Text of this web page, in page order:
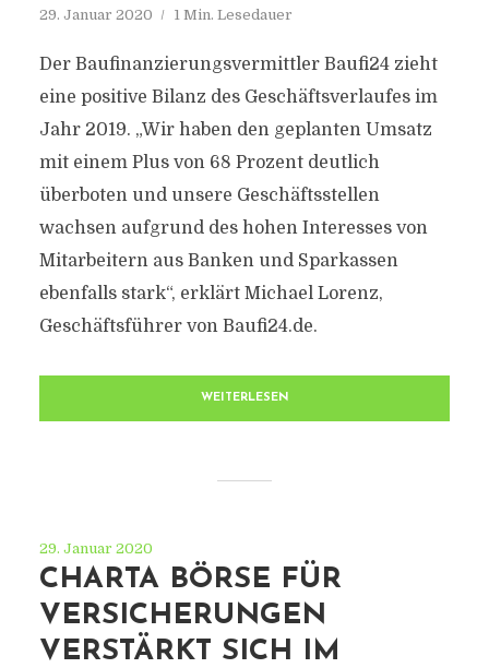
29. Januar 2020 1 Min. Lesedauer
Der Baufinanzierungsvermittler Baufi24 zieht
eine positive Bilanz des Geschäftsverlaufes im
Jahr 2019. „Wir haben den geplanten Umsatz
mit einem Plus von 68 Prozent deutlich
überboten und unsere Geschäftsstellen
wachsen aufgrund des hohen Interesses von
Mitarbeitern aus Banken und Sparkassen
ebenfalls stark“, erklärt Michael Lorenz,
Geschäftsführer von Baufi24.de.
WEITERLESEN
29. Januar 2020
CHARTA BÖRSE FÜR
VERSICHERUNGEN
VERSTÄRKT SICH IM